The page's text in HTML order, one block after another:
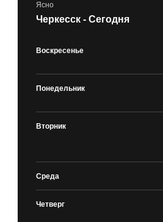
Ясно
Черкесск - Сегодня
Воскресенье
Понедельник
Вторник
Среда
Четверг